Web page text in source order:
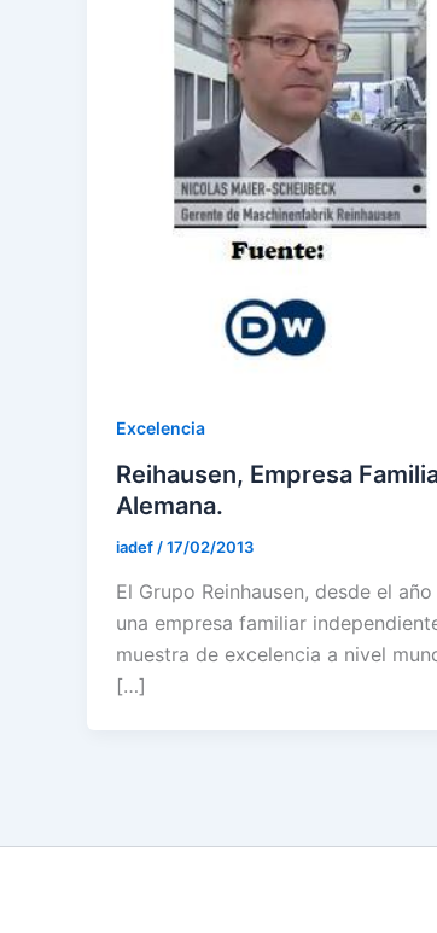
Excelencia
Reihausen, Empresa
Alemana.
iadef /17/02/2013
El Grupo Reinhausen, desde el
una empresa familiar
muestra de excelencia a nivel
[…]